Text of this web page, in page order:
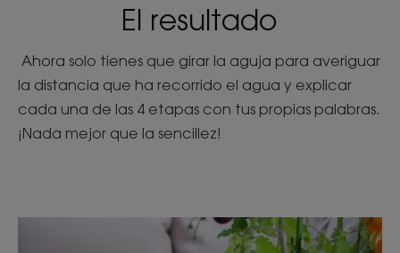
El resultado
Ahora solo tienes que girar la aguja para averiguar
la distancia que ha recorrido el agua y explicar
cada una de las 4 etapas con tus propias palabras.
¡Nada mejor que la sencillez!